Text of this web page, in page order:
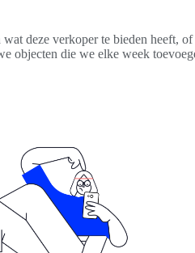
deze verkoper te bieden heeft, of
objecten die we elke week